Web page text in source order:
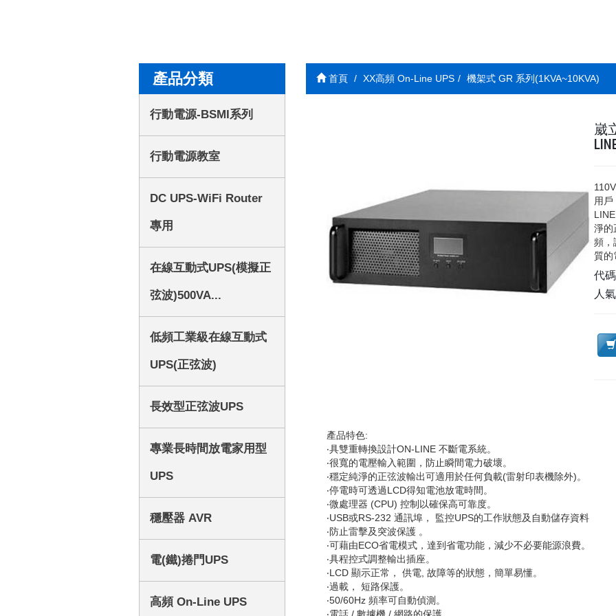
產品分類
行動電源-BSMI系列
行動電源教室
DC UPS-WiFi Router
專用
在線互動式UPS(模擬正
弦波)500VA...
低頻工業級在線互動式
UPS(正弦波)
長效型正弦波UPS
專業長時間放電家用型
UPS
穩壓器 AVR
電(鐵)捲門UPS
高頻 On-Line UPS
首頁 XX高頻 On-Line UPS 機架式 GR 系列(1KVA~10KVA)
崴
用
淨的
頻，
質的
代碼
人氣
產品特色:
‧具雙重轉換設計ON-LINE 不斷電系統。
‧很寬的電壓輸入範圍，防止瞬間電力破壞。
‧穩定純淨的正弦波輸出可適用於任何負載(雷射印表機除外)。
‧停電時可透過LCD得知電池放電時間。
‧微處理器 (CPU) 控制以確保高可靠度。
‧USB或RS-232 通訊埠， 監控UPS的工作狀態及自動儲存資料
‧防止雷擊及突波保護 。
‧可藉由ECO省電模式，達到省電功能，減少不必要能源浪費。
‧具程控式調整輸出插座。
‧LCD 顯示正常， 供電, 故障等的狀態，簡單易懂。
‧過載， 短路保護。
‧50/60Hz 頻率可自動偵測。